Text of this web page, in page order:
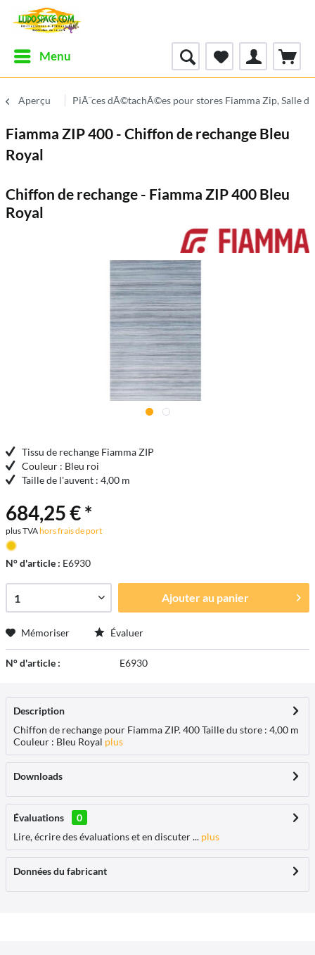
Menu
Aperçu PiÃ¨ces dÃ©tachÃ©es pour stores Fiamma Zip, Salle
Fiamma ZIP 400 - Chiffon de rechange Bleu
Royal
Chiffon de rechange - Fiamma ZIP 400 Bleu
Royal
Tissu de rechange Fiamma ZIP
Couleur : Bleu roi
Taille de l'auvent : 4,00 m
684,25 € *
plus TVAhors frais de port
N° d'article : E6930
Ajouter au panier
Mémoriser Évaluer
N° d'article : E6930
Description
Chiffon de rechange pour Fiamma ZIP. 400 Taille du store : 4,00 m
Couleur : Bleu Royal plus
Downloads
Évaluations
0
Lire, écrire des évaluations et en discuter ... plus
Données du fabricant